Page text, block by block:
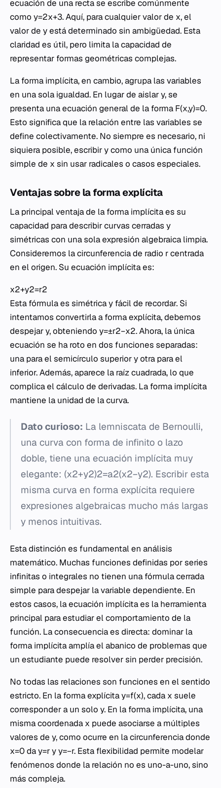
ecuación de una recta se escribe comúnmente
como y=2x+3. Aquí, para cualquier valor de x, el
valor de y está determinado sin ambigüedad. Esta
claridad es útil, pero limita la capacidad de
representar formas geométricas complejas.
La forma implícita, en cambio, agrupa las variables
en una sola igualdad. En lugar de aislar y, se
presenta una ecuación general de la forma F(x,y)=0.
Esto significa que la relación entre las variables se
define colectivamente. No siempre es necesario, ni
siquiera posible, escribir y como una única función
simple de x sin usar radicales o casos especiales.
Ventajas sobre la forma explícita
La principal ventaja de la forma implícita es su
capacidad para describir curvas cerradas y
simétricas con una sola expresión algebraica limpia.
Consideremos la circunferencia de radio r centrada
en el origen. Su ecuación implícita es:
x2+y2=r2
Esta fórmula es simétrica y fácil de recordar. Si
intentamos convertirla a forma explícita, debemos
despejar y, obteniendo y=±r2−x2​. Ahora, la única
ecuación se ha roto en dos funciones separadas:
una para el semicírculo superior y otra para el
inferior. Además, aparece la raíz cuadrada, lo que
complica el cálculo de derivadas. La forma implícita
mantiene la unidad de la curva.
Dato curioso: La lemniscata de Bernoulli,
una curva con forma de infinito o lazo
doble, tiene una ecuación implícita muy
elegante: (x2+y2)2=a2(x2−y2). Escribir esta
misma curva en forma explícita requiere
expresiones algebraicas mucho más largas
y menos intuitivas.
Esta distinción es fundamental en análisis
matemático. Muchas funciones definidas por series
infinitas o integrales no tienen una fórmula cerrada
simple para despejar la variable dependiente. En
estos casos, la ecuación implícita es la herramienta
principal para estudiar el comportamiento de la
función. La consecuencia es directa: dominar la
forma implícita amplía el abanico de problemas que
un estudiante puede resolver sin perder precisión.
No todas las relaciones son funciones en el sentido
estricto. En la forma explícita y=f(x), cada x suele
corresponder a un solo y. En la forma implícita, una
misma coordenada x puede asociarse a múltiples
valores de y, como ocurre en la circunferencia donde
x=0 da y=r y y=−r. Esta flexibilidad permite modelar
fenómenos donde la relación no es uno-a-uno, sino
más compleja.